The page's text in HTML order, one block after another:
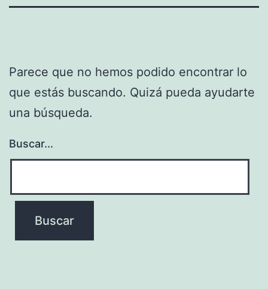
Parece que no hemos podido encontrar lo
que estás buscando. Quizá pueda ayudarte
una búsqueda.
Buscar...